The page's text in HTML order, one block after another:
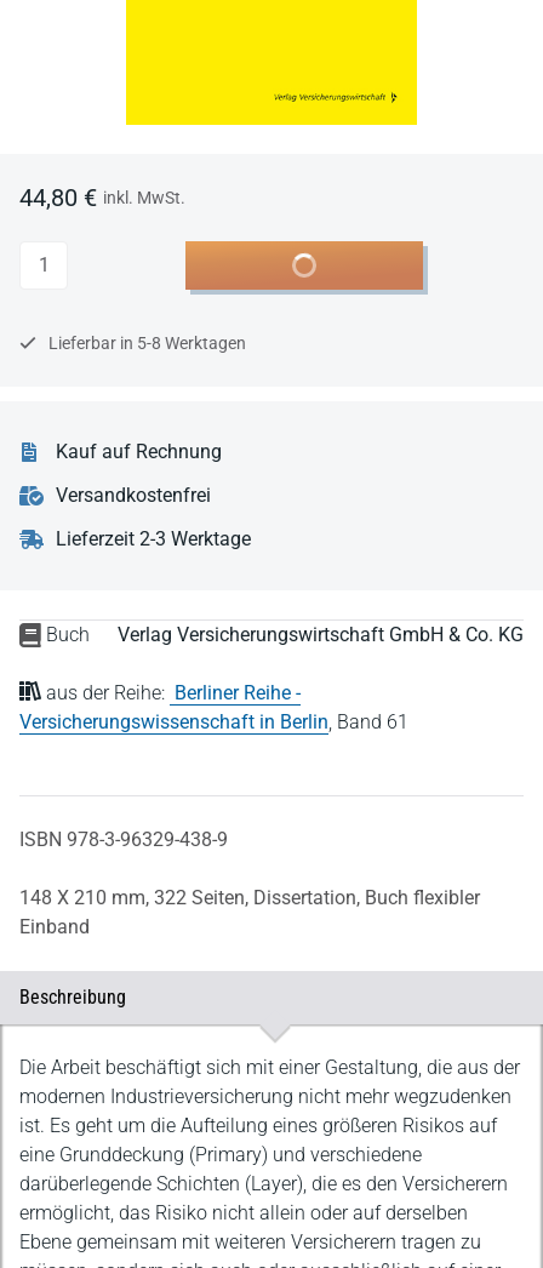
Buch Verlag Versicherungswirtschaft GmbH & Co. KG
aus der Reihe: Berliner Reihe -
Versicherungswissenschaft in Berlin, Band 61
ISBN 978-3-96329-438-9
148 X 210 mm, 322 Seiten, Dissertation, Buch flexibler
Einband
44,80 € inkl. MwSt.
Anzahl In den Warenkorb
Lieferbar in 5-8 Werktagen
Kauf auf Rechnung
Versandkostenfrei
Lieferzeit 2-3 Werktage
Beschreibung
Beschreibung
Die Arbeit beschäftigt sich mit einer Gestaltung, die aus der
modernen Industrieversicherung nicht mehr wegzudenken
ist. Es geht um die Aufteilung eines größeren Risikos auf
eine Grunddeckung (Primary) und verschiedene
darüberlegende Schichten (Layer), die es den Versicherern
ermöglicht, das Risiko nicht allein oder auf derselben
Ebene gemeinsam mit weiteren Versicherern tragen zu